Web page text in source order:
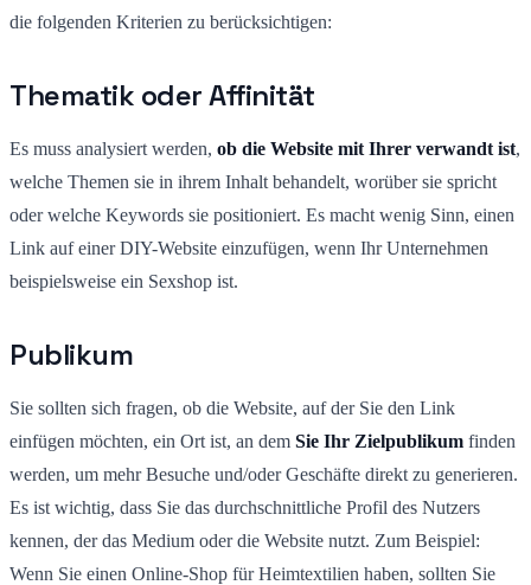
die folgenden Kriterien zu berücksichtigen:
Thematik oder Affinität
Es muss analysiert werden, ob die Website mit Ihrer verwandt ist,
welche Themen sie in ihrem Inhalt behandelt, worüber sie spricht
oder welche Keywords sie positioniert. Es macht wenig Sinn, einen
Link auf einer DIY-Website einzufügen, wenn Ihr Unternehmen
beispielsweise ein Sexshop ist.
Publikum
Sie sollten sich fragen, ob die Website, auf der Sie den Link
einfügen möchten, ein Ort ist, an dem Sie Ihr Zielpublikum finden
werden, um mehr Besuche und/oder Geschäfte direkt zu generieren.
Es ist wichtig, dass Sie das durchschnittliche Profil des Nutzers
kennen, der das Medium oder die Website nutzt. Zum Beispiel:
Wenn Sie einen Online-Shop für Heimtextilien haben, sollten Sie